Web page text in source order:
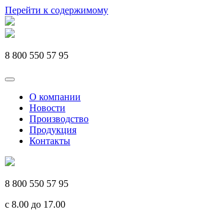
Перейти к содержимому
8 800 550 57 95
О компании
Новости
Производство
Продукция
Контакты
8 800 550 57 95
c 8.00 до 17.00